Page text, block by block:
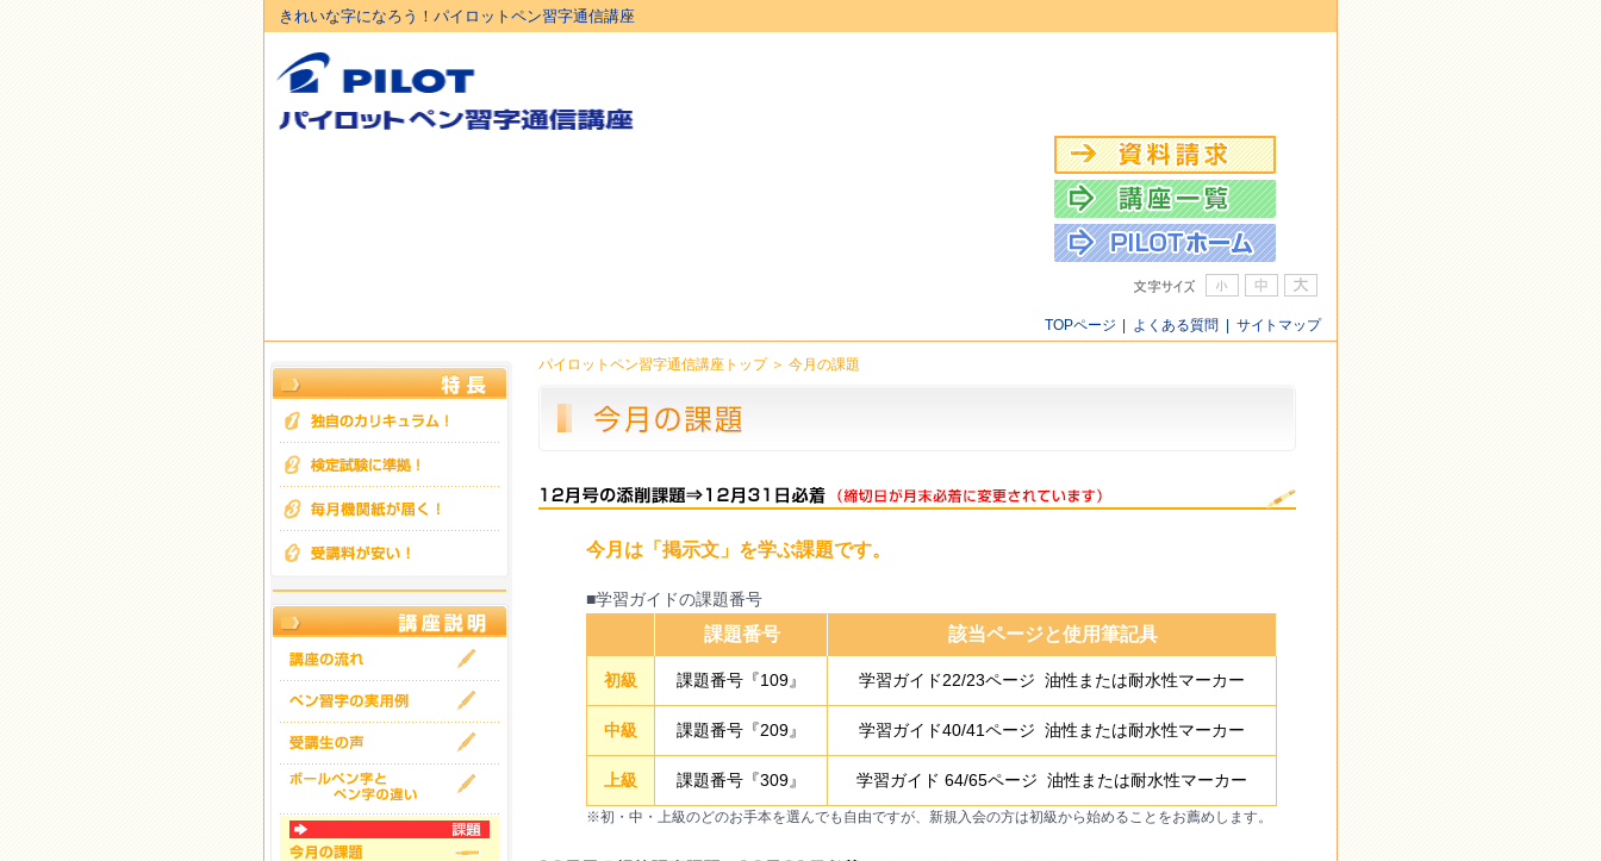
きれいな字になろう！パイロットペン習字通信講座
TOPページ よくある質問 サイトマップ
パイロットペン習字通信講座トップ＞ 今月の課題
今月は「掲示文」を学ぶ課題です。
■学習ガイドの課題番号
課題番号 該当ページと使用筆記具
初級 課題番号『109』 学習ガイド22/23ページ 油性または耐水性マーカー
中級 課題番号『209』 学習ガイド40/41ページ 油性または耐水性マーカー
上級 課題番号『309』 学習ガイド 64/65ページ 油性または耐水性マーカー
※初・中・上級のどのお手本を選んでも自由ですが、新規入会の方は初級から始めることをお薦めします。